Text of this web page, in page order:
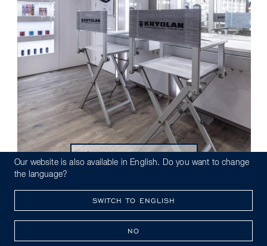
RÉSERVEZ VOTRE ATELIER
Our website is also available in English. Do you want to change
the language?
SWITCH TO ENGLISH
NO